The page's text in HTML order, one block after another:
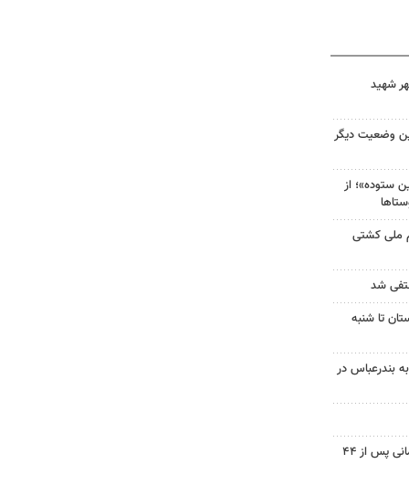
شهید
وضعیت دیگر
ستوده»؛ از
ملی کشتی
شد
تا شنبه
بندرعباس در
پیکر شهید نوجوان مسجدسلیمانی پس از ۴۴